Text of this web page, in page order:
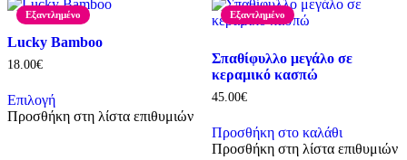
Εξαντλημένο
Lucky Bamboo
18.00€
Επιλογή
Αυτό
Προσθήκη στη λίστα επιθυμιών
Εξαντλημένο
Σπαθίφυλλο μεγάλο σε
κεραμικό κασπώ
45.00€
Προσθήκη στο καλάθι
Προσθήκη στη λίστα επιθυμιών